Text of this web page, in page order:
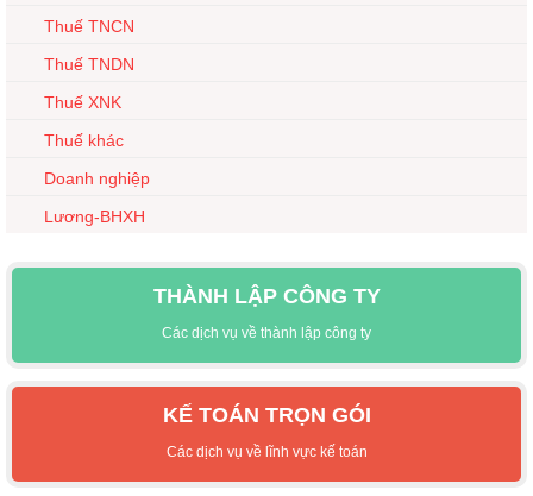
Thuế TNCN
Thuế TNDN
Thuế XNK
Thuế khác
Doanh nghiệp
Lương-BHXH
THÀNH LẬP CÔNG TY
Các dịch vụ về thành lập công ty
KẾ TOÁN TRỌN GÓI
Các dịch vụ về lĩnh vực kế toán